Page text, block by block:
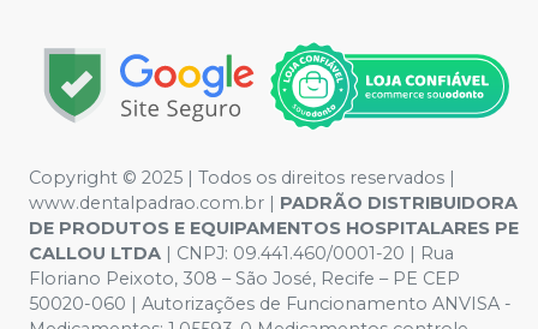
Copyright © 2025 | Todos os direitos reservados |
www.dentalpadrao.com.br | PADRÃO DISTRIBUIDORA
DE PRODUTOS E EQUIPAMENTOS HOSPITALARES PE
CALLOU LTDA | CNPJ: 09.441.460/0001-20 | Rua
Floriano Peixoto, 308 – São José, Recife – PE CEP
50020-060 | Autorizações de Funcionamento ANVISA -